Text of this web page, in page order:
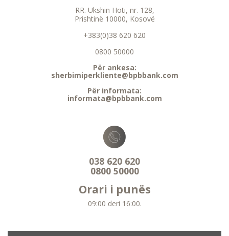
RR. Ukshin Hoti, nr. 128,
Prishtinë 10000, Kosovë
+383(0)38 620 620
0800 50000
Për ankesa:
sherbimiperkliente@bpbbank.com
Për informata:
informata@bpbbank.com
038 620 620
0800 50000
Orari i punës
09:00 deri 16:00.